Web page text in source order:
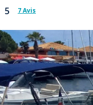
5 7 Avis